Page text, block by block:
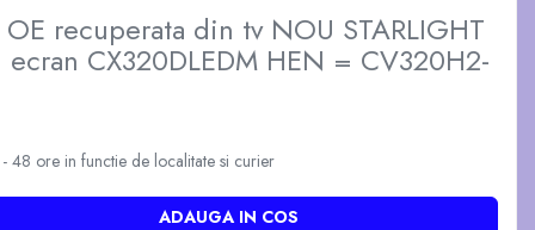
recuperata din tv NOU STARLIGHT
CX320DLEDM HEN = CV320H2-
48 ore in functie de localitate si curier
ADAUGA IN COS